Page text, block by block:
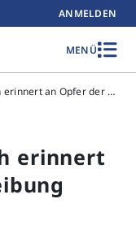
ANMELDEN
MENÜ
Versöhnungsmarsch erinnert an Opfer der Vertreibung
erinnert